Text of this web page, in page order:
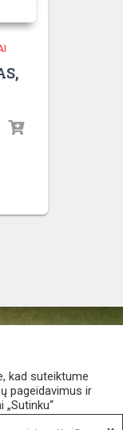
PASKYRA
kad suteiktume
pageidavimus ir